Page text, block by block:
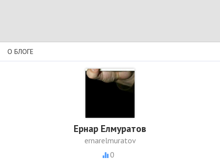
О БЛОГЕ
Ернар Елмуратов
ernarelmuratov
0